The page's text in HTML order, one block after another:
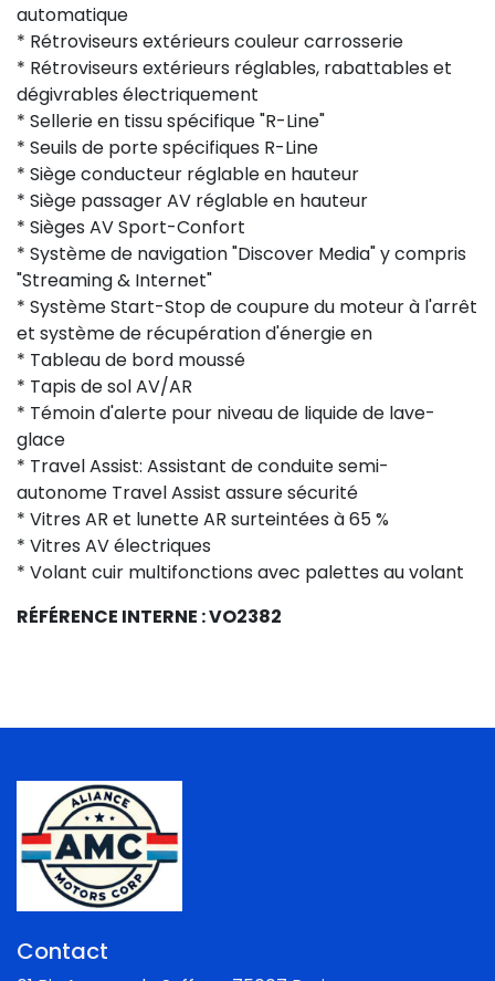
automatique
* Rétroviseurs extérieurs couleur carrosserie
* Rétroviseurs extérieurs réglables, rabattables et
dégivrables électriquement
* Sellerie en tissu spécifique "R-Line"
* Seuils de porte spécifiques R-Line
* Siège conducteur réglable en hauteur
* Siège passager AV réglable en hauteur
* Sièges AV Sport-Confort
* Système de navigation "Discover Media" y compris
"Streaming & Internet"
* Système Start-Stop de coupure du moteur à l'arrêt
et système de récupération d'énergie en
* Tableau de bord moussé
* Tapis de sol AV/AR
* Témoin d'alerte pour niveau de liquide de lave-
glace
* Travel Assist: Assistant de conduite semi-
autonome Travel Assist assure sécurité
* Vitres AR et lunette AR surteintées à 65 %
* Vitres AV électriques
* Volant cuir multifonctions avec palettes au volant
RÉFÉRENCE INTERNE : VO2382
Contact